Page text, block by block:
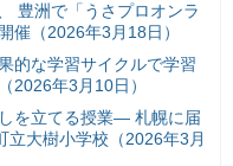
豊洲で「うさプロオンラ
催（2026年3月18日）
的な学習サイクルで学習
2026年3月10日）
を立てる授業— 札幌に届
立大樹小学校（2026年3月